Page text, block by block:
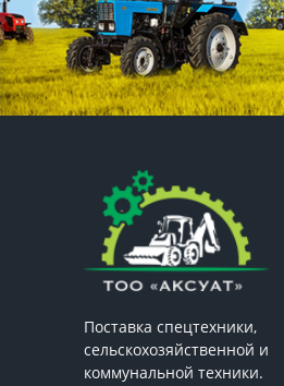
Поставка спецтехники,
сельскохозяйственной и
коммунальной техники.